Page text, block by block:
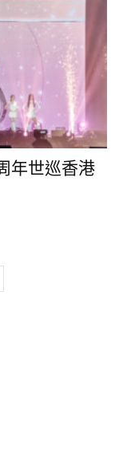
年世巡香港